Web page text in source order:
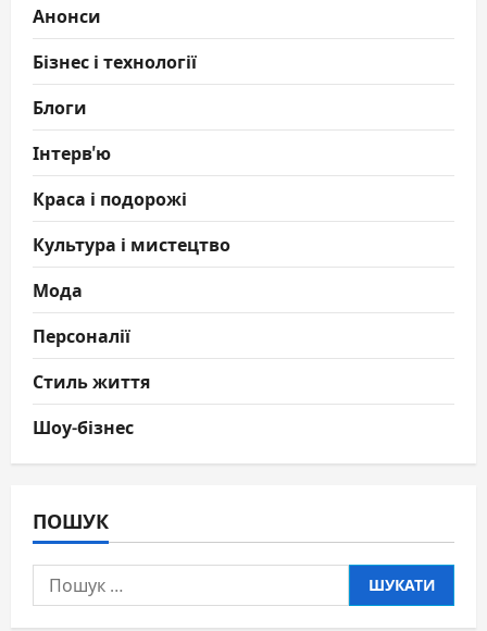
Анонси
Бізнес і технології
Блоги
Інтерв'ю
Краса і подорожі
Культура і мистецтво
Мода
Персоналії
Стиль життя
Шоу-бізнес
ПОШУК
Пошук: